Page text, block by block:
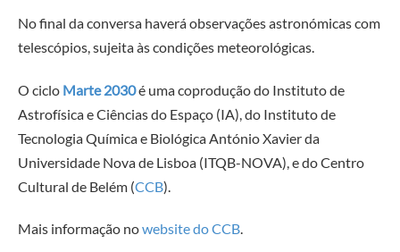
No final da conversa haverá observações astronómicas com
telescópios, sujeita às condições meteorológicas.
O ciclo Marte 2030é uma coprodução do Instituto de
Astrofísica e Ciências do Espaço (IA), do Instituto de
Tecnologia Química e Biológica António Xavier da
Universidade Nova de Lisboa (ITQB-NOVA), e do Centro
Cultural de Belém (CCB).
Mais informação nowebsite do CCB.